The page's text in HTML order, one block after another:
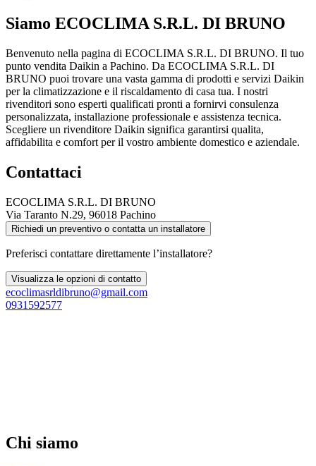
Siamo ECOCLIMA S.R.L. DI BRUNO
Benvenuto nella pagina di ECOCLIMA S.R.L. DI BRUNO. Il tuo
punto vendita Daikin a Pachino. Da ECOCLIMA S.R.L. DI
BRUNO puoi trovare una vasta gamma di prodotti e servizi Daikin
per la climatizzazione e il riscaldamento di casa tua. I nostri
rivenditori sono esperti qualificati pronti a fornirvi consulenza
personalizzata, installazione professionale e assistenza tecnica.
Scegliere un rivenditore Daikin significa garantirsi qualita,
affidabilita e comfort per il vostro ambiente domestico e aziendale.
Contattaci
ECOCLIMA S.R.L. DI BRUNO
Via Taranto N.29, 96018 Pachino
Richiedi un preventivo o contatta un installatore
Preferisci contattare direttamente l’installatore?
Visualizza le opzioni di contatto
ecoclimasrldibruno@gmail.com
0931592577
Chi siamo